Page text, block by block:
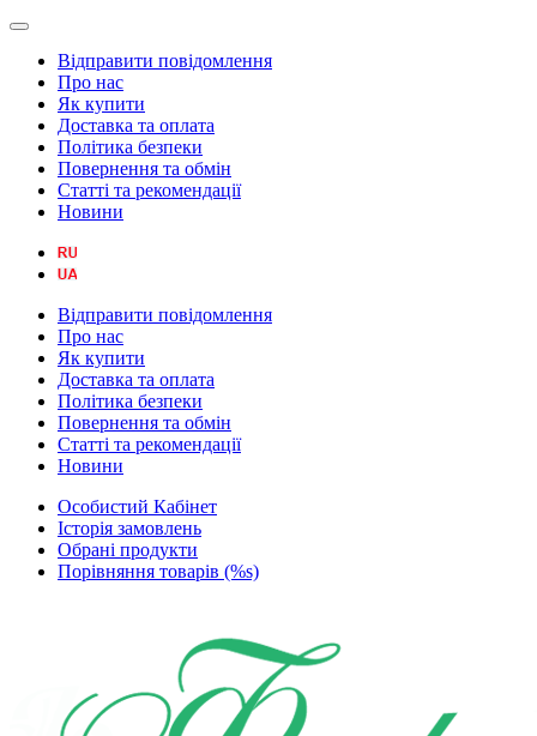
Відправити повідомлення
Про нас
Як купити
Доставка та оплата
Політика безпеки
Повернення та обмін
Статті та рекомендації
Новини
Відправити повідомлення
Про нас
Як купити
Доставка та оплата
Політика безпеки
Повернення та обмін
Статті та рекомендації
Новини
Особистий Кабінет
Історія замовлень
Обрані продукти
Порівняння товарів (%s)